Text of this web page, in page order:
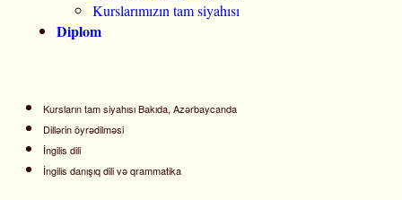
Kurslarımızın tam siyahısı
Diplom
Kursların tam siyahısı Bakıda, Azərbaycanda
Dillərin öyrədilməsi
İngilis dili
İngilis danışıq dili və qrammatika